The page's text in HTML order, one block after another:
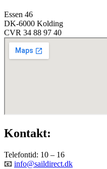
Essen 46
DK-6000 Kolding
CVR 34 88 97 40
Kontakt:
Telefontid: 10 – 16
📧 info@saildirect.dk